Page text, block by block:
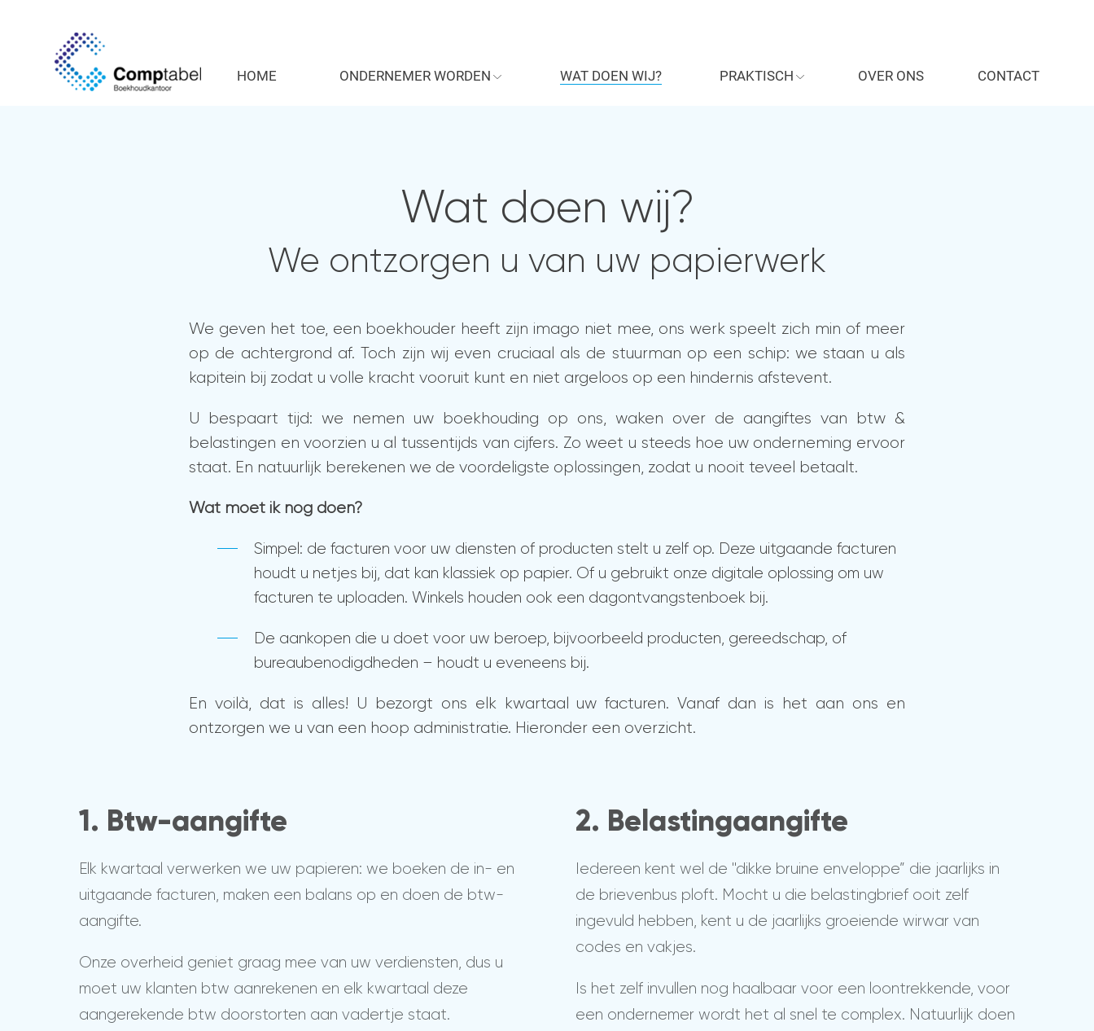
HOME ONDERNEMER WORDEN WAT DOEN WIJ? PRAKTISCH OVER ONS CONTACT
Wat doen wij?
We ontzorgen u van uw papierwerk
We geven het toe, een boekhouder heeft zijn imago niet mee, ons werk speelt zich min of meer
op de achtergrond af. Toch zijn wij even cruciaal als de stuurman op een schip: we staan u als
kapitein bij zodat u volle kracht vooruit kunt en niet argeloos op een hindernis afstevent.
U bespaart tijd: we nemen uw boekhouding op ons, waken over de aangiftes van btw &
belastingen en voorzien u al tussentijds van cijfers. Zo weet u steeds hoe uw onderneming ervoor
staat. En natuurlijk berekenen we de voordeligste oplossingen, zodat u nooit teveel betaalt.
Wat moet ik nog doen?
Simpel: de facturen voor uw diensten of producten stelt u zelf op. Deze uitgaande facturen
houdt u netjes bij, dat kan klassiek op papier. Of u gebruikt onze digitale oplossing om uw
facturen te uploaden. Winkels houden ook een dagontvangstenboek bij.
De aankopen die u doet voor uw beroep, bijvoorbeeld producten, gereedschap, of
bureaubenodigdheden – houdt u eveneens bij.
En voilà, dat is alles! U bezorgt ons elk kwartaal uw facturen. Vanaf dan is het aan ons en
ontzorgen we u van een hoop administratie. Hieronder een overzicht.
1. Btw-aangifte
Elk kwartaal verwerken we uw papieren: we boeken de in- en
uitgaande facturen, maken een balans op en doen de btw-
aangifte.
Onze overheid geniet graag mee van uw verdiensten, dus u
moet uw klanten btw aanrekenen en elk kwartaal deze
aangerekende btw doorstorten aan vadertje staat.
2. Belastingaangifte
Iedereen kent wel de "dikke bruine enveloppe” die jaarlijks in
de brievenbus ploft. Mocht u die belastingbrief ooit zelf
ingevuld hebben, kent u de jaarlijks groeiende wirwar van
codes en vakjes.
Is het zelf invullen nog haalbaar voor een loontrekkende, voor
een ondernemer wordt het al snel te complex. Natuurlijk doen